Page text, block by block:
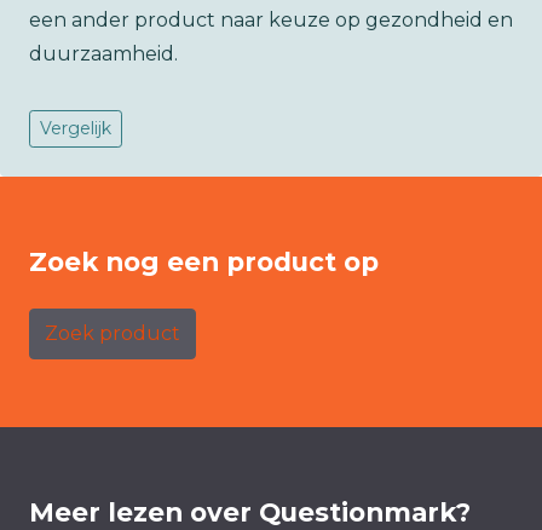
een ander product naar keuze op gezondheid en
duurzaamheid.
Vergelijk
Zoek nog een product op
Zoek product
Meer lezen over Questionmark?